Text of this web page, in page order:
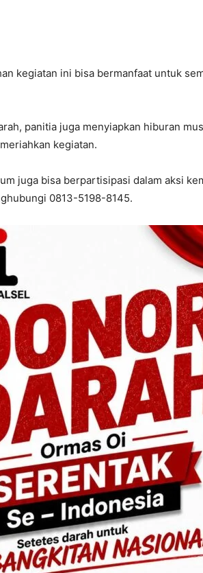
kegiatan ini bisa bermanfaat untuk
panitia juga menyiapkan hiburan
kegiatan.
juga bisa berpartisipasi dalam aksi
0813-5198-8145.